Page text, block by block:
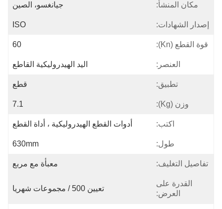
مكان المنشأ: جيانغسو، الصين
إصدار الشهادات: ISO
قوة القطع (kn): 60
العنصر: اليد الهيدروليكية القاطع
تطبيق: قطع
وزن (kg): 7.1
اكتب: أدوات القطع الهيدروليكية ، أداة القطع
طول: 630mm
تفاصيل التغليف: معبأة مع مربع
القدرة على
العرض:
تعيين 500 / مجموعات شهريا